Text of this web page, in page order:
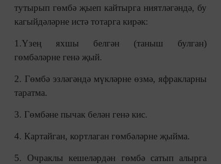
тутырып гөмбә җыеп кайтырга ниятләгәндә, бу
кагыйдәләрне истә тотарга кирәк:
1.Үзең яхшы белгән (таныш булган)
гөмбәләрне генә җый.
2. Гөмбә эзләгәндә мүкләрне өзмә, яфракларны
таратма.
3. Гөмбәне пычак белән генә кис.
4. Картайган, кортлаган гөмбәләрне җыйма.
5. Очраклы кешеләрдән гөмбә сатып алырга